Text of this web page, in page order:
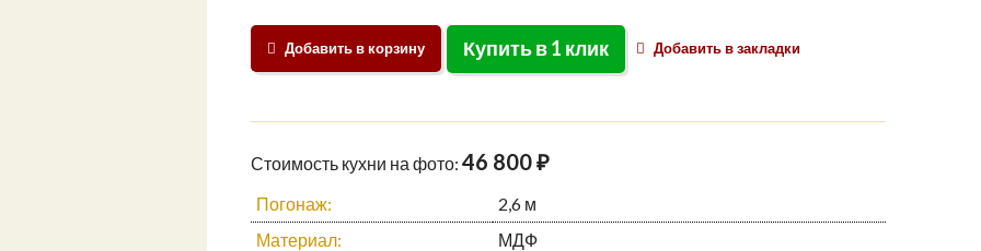
Добавить в корзину Купить в 1 клик Добавить в закладки
Стоимость кухни на фото: 46 800 ₽
Погонаж:
2,6 м
Материал:
МДФ